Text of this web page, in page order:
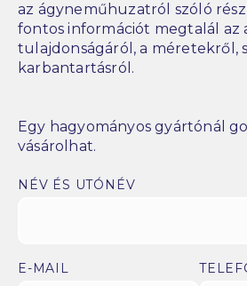
az ágyneműhuzatról szóló
fontos információt megtalál az
tulajdonságáról, a méretekről,
karbantartásról.
Egy hagyományos gyártónál
vásárolhat.
NÉV ÉS UTÓNÉV
E-MAIL